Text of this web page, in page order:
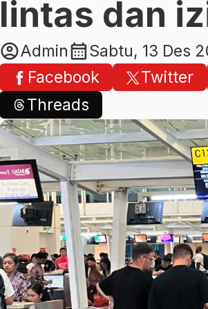
lintas dan
account_circleAdmincalendar_monthSabtu, 13 Des
Facebook
Twitter
Threads